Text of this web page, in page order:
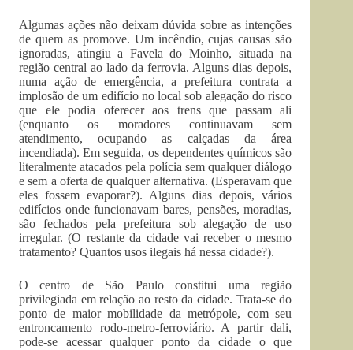
Algumas ações não deixam dúvida sobre as intenções
de quem as promove. Um incêndio, cujas causas são
ignoradas, atingiu a Favela do Moinho, situada na
região central ao lado da ferrovia. Alguns dias depois,
numa ação de emergência, a prefeitura contrata a
implosão de um edifício no local sob alegação do risco
que ele podia oferecer aos trens que passam ali
(enquanto os moradores continuavam sem
atendimento, ocupando as calçadas da área
incendiada). Em seguida, os dependentes químicos são
literalmente atacados pela polícia sem qualquer diálogo
e sem a oferta de qualquer alternativa. (Esperavam que
eles fossem evaporar?). Alguns dias depois, vários
edifícios onde funcionavam bares, pensões, moradias,
são fechados pela prefeitura sob alegação de uso
irregular. (O restante da cidade vai receber o mesmo
tratamento? Quantos usos ilegais há nessa cidade?).
O centro de São Paulo constitui uma região
privilegiada em relação ao resto da cidade. Trata-se do
ponto de maior mobilidade da metrópole, com seu
entroncamento rodo-metro-ferroviário. A partir dali,
pode-se acessar qualquer ponto da cidade o que